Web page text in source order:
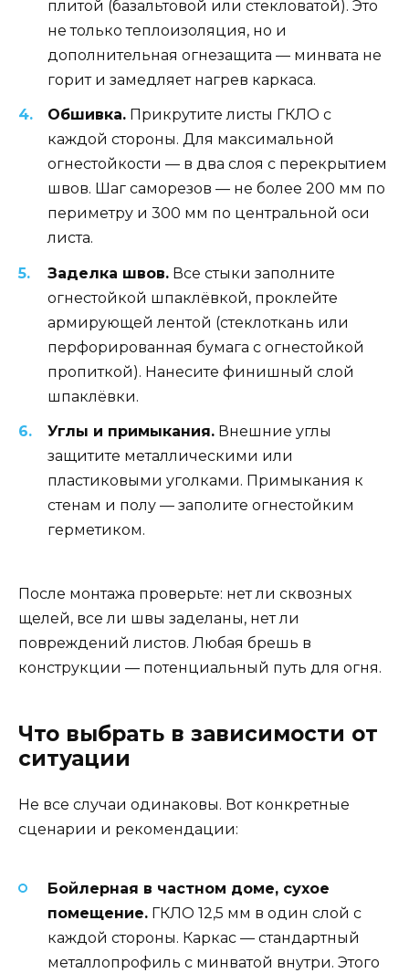
плитой (базальтовой или стекловатой). Это
не только теплоизоляция, но и
дополнительная огнезащита — минвата не
горит и замедляет нагрев каркаса.
Обшивка. Прикрутите листы ГКЛО с
каждой стороны. Для максимальной
огнестойкости — в два слоя с перекрытием
швов. Шаг саморезов — не более 200 мм по
периметру и 300 мм по центральной оси
листа.
Заделка швов. Все стыки заполните
огнестойкой шпаклёвкой, проклейте
армирующей лентой (стеклоткань или
перфорированная бумага с огнестойкой
пропиткой). Нанесите финишный слой
шпаклёвки.
Углы и примыкания. Внешние углы
защитите металлическими или
пластиковыми уголками. Примыкания к
стенам и полу — заполите огнестойким
герметиком.
После монтажа проверьте: нет ли сквозных
щелей, все ли швы заделаны, нет ли
повреждений листов. Любая брешь в
конструкции — потенциальный путь для огня.
Что выбрать в зависимости от
ситуации
Не все случаи одинаковы. Вот конкретные
сценарии и рекомендации:
Бойлерная в частном доме, сухое
помещение. ГКЛО 12,5 мм в один слой с
каждой стороны. Каркас — стандартный
металлопрофиль с минватой внутри. Этого